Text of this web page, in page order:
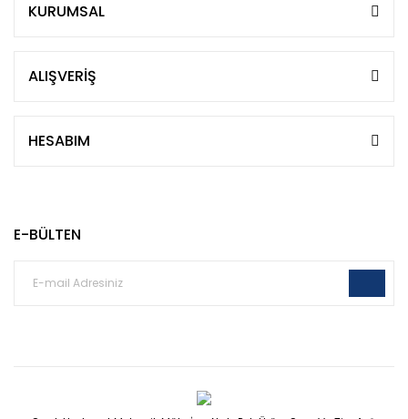
KURUMSAL
ALIŞVERİŞ
HESABIM
E-BÜLTEN